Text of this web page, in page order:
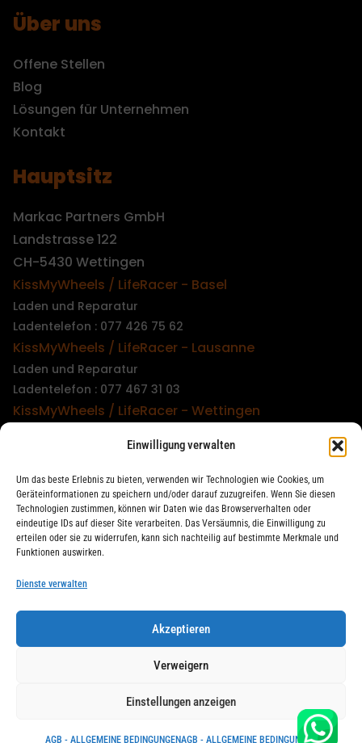
Einwilligung verwalten
Um das beste Erlebnis zu bieten, verwenden wir Technologien wie Cookies, um
Geräteinformationen zu speichern und/oder darauf zuzugreifen. Wenn Sie diesen
Technologien zustimmen, können wir Daten wie das Browserverhalten oder
eindeutige IDs auf dieser Site verarbeiten. Das Versäumnis, die Einwilligung zu
erteilen oder sie zu widerrufen, kann sich nachteilig auf bestimmte Merkmale und
Funktionen auswirken.
Dienste verwalten
Akzeptieren
Verweigern
Einstellungen anzeigen
AGB - ALLGEMEINE BEDINGUNGENAGB - ALLGEMEINE BEDINGUNGEN
Über uns
Offene Stellen
Blog
Lösungen für Unternehmen
Kontakt
Hauptsitz
Markac Partners GmbH
Landstrasse 122
CH-5430 Wettingen
KissMyWheels / LifeRacer - Basel
Laden und Reparatur
Ladentelefon : 077 426 75 62
KissMyWheels / LifeRacer - Lausanne
Laden und Reparatur
Ladentelefon : 077 467 31 03
KissMyWheels / LifeRacer - Wettingen
Ladentelefon : 079 747 00 36
KissMyWheels / LifeRacer - Zürich Unterstrass
Laden und Reparatur
Ladentelefon : 078 261 06 40
KissMyWheels / LifeRacer - Zürich Wiedikon
Reparatur
Ladentelefon : 044 594 48 87
LifeRacer / KissMyWheels © 2026 Alle Rechte vorbehalten